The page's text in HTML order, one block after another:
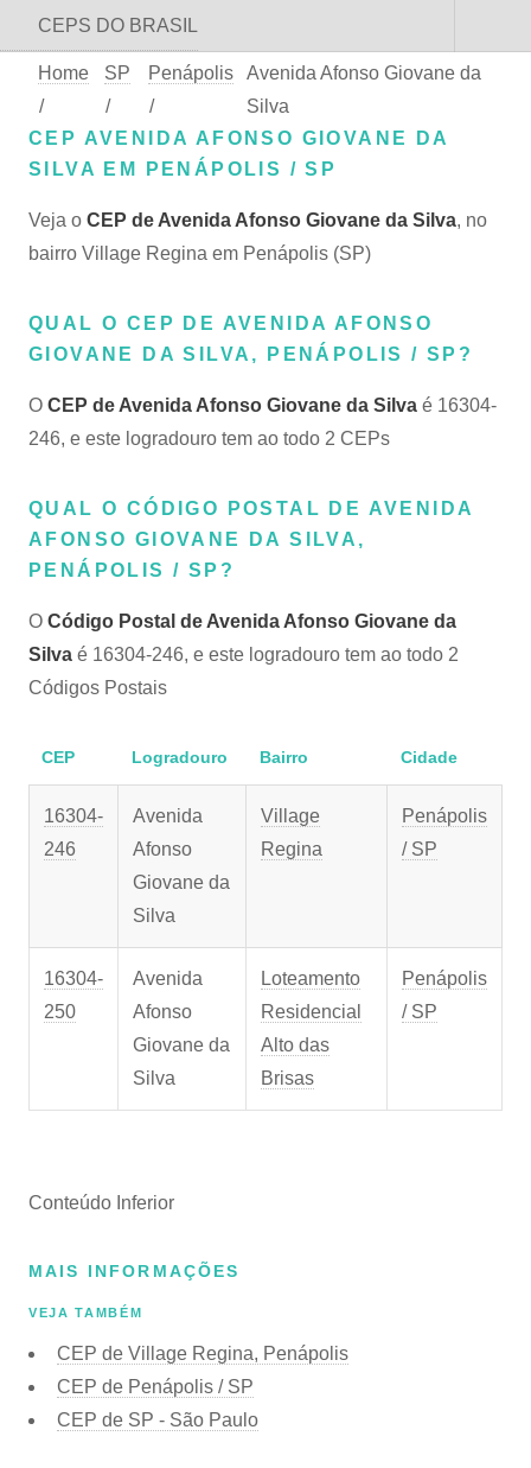
CEPS DO BRASIL
Home
/
SP
/
Penápolis
/
Avenida Afonso Giovane da
Silva
CEP AVENIDA AFONSO GIOVANE DA
SILVA EM PENÁPOLIS / SP
Veja o CEP de Avenida Afonso Giovane da Silva, no
bairro Village Regina em Penápolis (SP)
QUAL O CEP DE AVENIDA AFONSO
GIOVANE DA SILVA, PENÁPOLIS / SP?
O CEP de Avenida Afonso Giovane da Silva é 16304-
246, e este logradouro tem ao todo 2 CEPs
QUAL O CÓDIGO POSTAL DE AVENIDA
AFONSO GIOVANE DA SILVA,
PENÁPOLIS / SP?
O Código Postal de Avenida Afonso Giovane da
Silva é 16304-246, e este logradouro tem ao todo 2
Códigos Postais
CEP Logradouro Bairro Cidade
16304-
246
Avenida
Afonso
Giovane da
Silva
Village
Regina
Penápolis
/ SP
16304-
250
Avenida
Afonso
Giovane da
Silva
Loteamento
Residencial
Alto das
Brisas
Penápolis
/ SP
Conteúdo Inferior
MAIS INFORMAÇÕES
VEJA TAMBÉM
CEP de Village Regina, Penápolis
CEP de Penápolis / SP
CEP de SP - São Paulo